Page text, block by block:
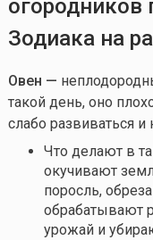
огородников
Зодиака на
Овен —
такой день, оно
слабо развиваться
Что делают в
окучивают
поросль,
обрабатывают
урожай и